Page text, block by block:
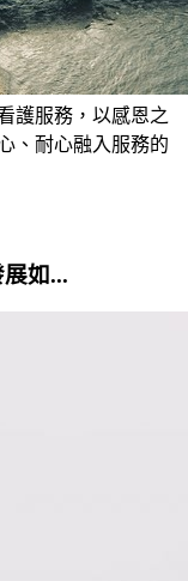
護服務，以感恩之
、耐心融入服務的
如...